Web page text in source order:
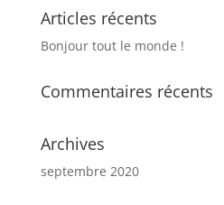
Articles récents
Bonjour tout le monde !
Commentaires récents
Archives
septembre 2020